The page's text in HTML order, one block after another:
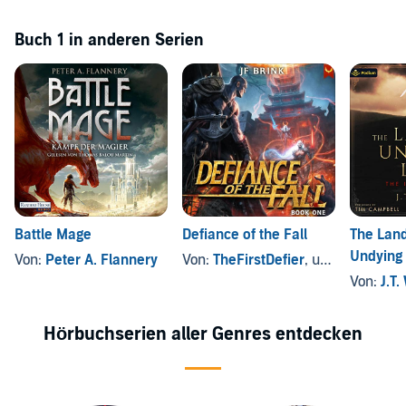
Buch 1 in anderen Serien
Battle Mage
Von: Peter A. Flannery
Defiance of the Fall
Von: TheFirstDefier, und andere
The
Von:
Hörbuchserien aller Genres entdecken